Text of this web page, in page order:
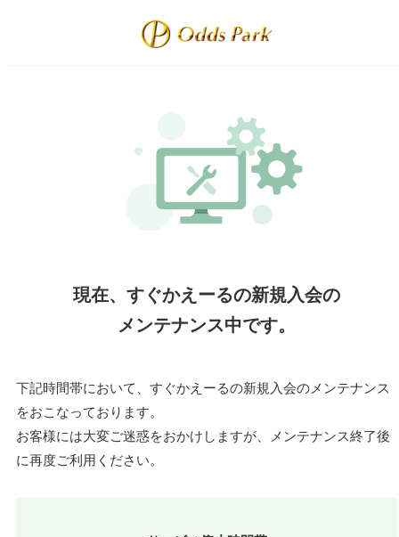
現在、すぐかえーるの新規入会の
メンテナンス中です。
下記時間帯において、すぐかえーるの新規入会のメンテナンス
をおこなっております。
お客様には大変ご迷惑をおかけしますが、メンテナンス終了後
に再度ご利用ください。